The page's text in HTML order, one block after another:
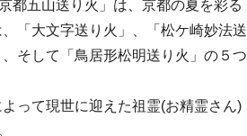
都五山送り火」は、京都の夏を彩る
「大文字送り火」、「松ケ崎妙法送
そして「鳥居形松明送り火」の５つ
って現世に迎えた祖霊(お精霊さん)